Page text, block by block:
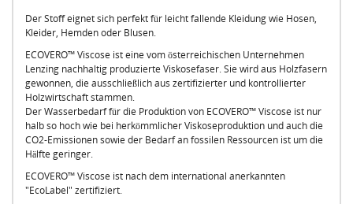
Der Stoff eignet sich perfekt für leicht fallende Kleidung wie Hosen,
Kleider, Hemden oder Blusen.
ECOVERO™ Viscose ist eine vom österreichischen Unternehmen
Lenzing nachhaltig produzierte Viskosefaser. Sie wird aus Holzfasern
gewonnen, die ausschließlich aus zertifizierter und kontrollierter
Holzwirtschaft stammen.
Der Wasserbedarf für die Produktion von ECOVERO™ Viscose ist nur
halb so hoch wie bei herkömmlicher Viskoseproduktion und auch die
CO2-Emissionen sowie der Bedarf an fossilen Ressourcen ist um die
Hälfte geringer.
ECOVERO™ Viscose ist nach dem international anerkannten
"EcoLabel" zertifiziert.